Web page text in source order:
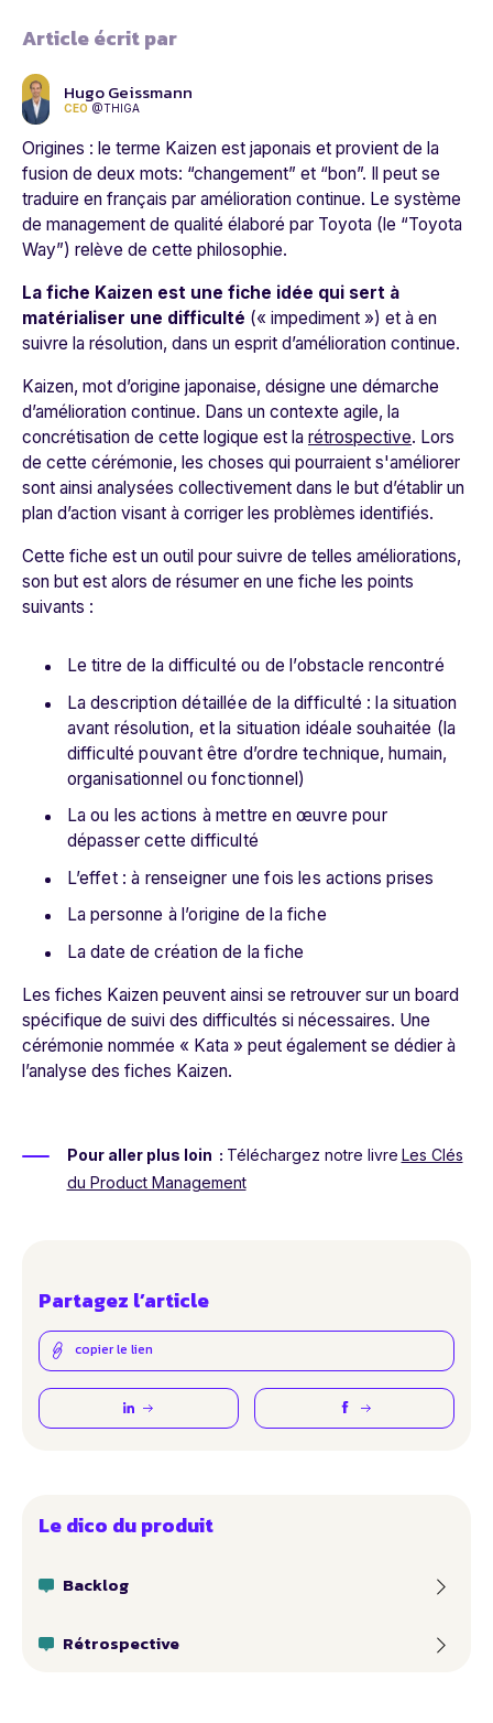
Article écrit par
Hugo Geissmann
CEO @THIGA
Origines : le terme Kaizen est japonais et provient de la
fusion de deux mots: “changement” et “bon”. Il peut se
traduire en français par amélioration continue. Le système
de management de qualité élaboré par Toyota (le “Toyota
Way”) relève de cette philosophie.
La fiche Kaizen est une fiche idée qui sert à
matérialiser une difficulté (« impediment ») et à en
suivre la résolution, dans un esprit d’amélioration continue.
Kaizen, mot d’origine japonaise, désigne une démarche
d’amélioration continue. Dans un contexte agile, la
concrétisation de cette logique est la rétrospective. Lors
de cette cérémonie, les choses qui pourraient s'améliorer
sont ainsi analysées collectivement dans le but d’établir un
plan d’action visant à corriger les problèmes identifiés.
Cette fiche est un outil pour suivre de telles améliorations,
son but est alors de résumer en une fiche les points
suivants :
Le titre de la difficulté ou de l’obstacle rencontré
La description détaillée de la difficulté : la situation
avant résolution, et la situation idéale souhaitée (la
difficulté pouvant être d’ordre technique, humain,
organisationnel ou fonctionnel)
La ou les actions à mettre en œuvre pour
dépasser cette difficulté
L’effet : à renseigner une fois les actions prises
La personne à l’origine de la fiche
La date de création de la fiche
Les fiches Kaizen peuvent ainsi se retrouver sur un board
spécifique de suivi des difficultés si nécessaires. Une
cérémonie nommée « Kata » peut également se dédier à
l’analyse des fiches Kaizen.
Pour aller plus loin : Téléchargez notre livre Les Clés
du Product Management
Partagez l’article
copier le lien
Le dico du produit
Backlog
Rétrospective